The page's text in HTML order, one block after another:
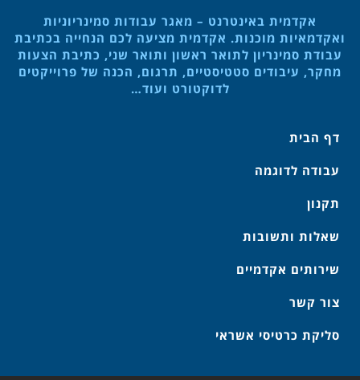
אקדמית באינטרנט – מאגר עבודות סמינריוניות
ואקדמאיות מוכנות. אקדמית מציעה לכם הנחייה בכתיבת
עבודת סמינריון לתואר ראשון ותואר שני, כתיבת הצעות
מחקר, עיבודים סטטיסטיים, תרגום, הכנה של פרוייקטים
לדוקטורט ועוד…
דף הבית
עבודה לדוגמה
תקנון
שאלות ותשובות
שירותים אקדמיים
צור קשר
סליקת כרטיסי אשראי